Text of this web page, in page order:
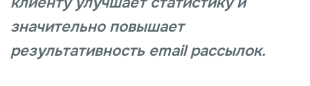
значительно повышает
результативность email рассылок.